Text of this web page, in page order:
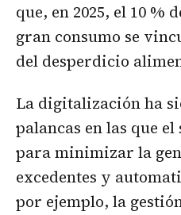
que, en 2025, el 10 %
gran consumo se
del desperdicio
La digitalización ha
palancas en las que
para minimizar la
excedentes y
por ejemplo, la